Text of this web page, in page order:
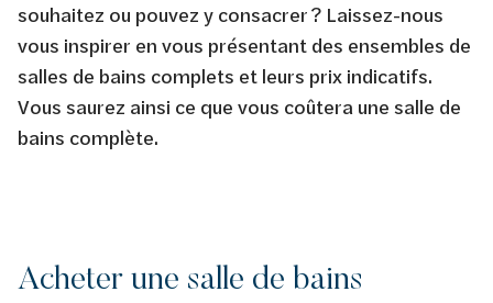
souhaitez ou pouvez y consacrer ? Laissez-nous
vous inspirer en vous présentant des ensembles de
salles de bains complets et leurs prix indicatifs.
Vous saurez ainsi ce que vous coûtera une salle de
bains complète.
Acheter une salle de bains